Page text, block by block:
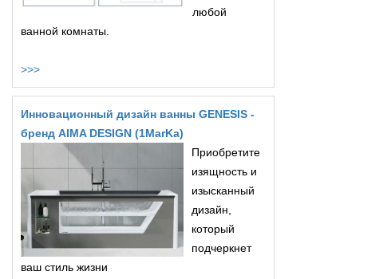
любой
ванной комнаты.
>>>
Инновационный дизайн ванны GENESIS -
бренд AIMA DESIGN (1MarKa)
Приобретите
изящность и
изысканный
дизайн,
который
подчеркнет
ваш стиль жизни